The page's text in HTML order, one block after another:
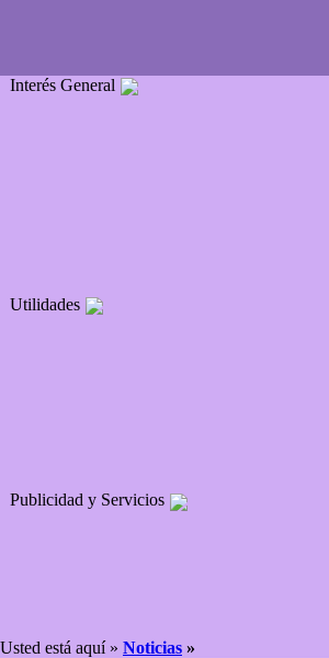
Interés General
Utilidades
Publicidad y Servicios
Usted está aquí » Noticias »